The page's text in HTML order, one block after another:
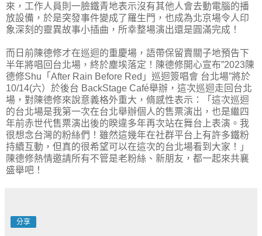
來，工作人員則一臉鐵青地表示沒有其他人會去動電腦的播
放設備，於是突發事件變成了羅生門，也成為北京場令人印
象深刻的靈異故事小插曲，所幸整場演出還是圓滿完成！
而日前陳德修才在巡迴的重慶場，語帶保留賣關子地預告下
半年將唱回台北場，終於塵埃落定！陳德修開心宣布”2023陳
德修Shu「After Rain Before Red」巡迴簽唱會 台北場”將於
10/14(六）於後台 BackStage Café舉辦，這次巡迴走回台北
場，對陳德修來說意義格外重大，脩感性表示：「這次巡迴
的台北場是我第一次在台北舉辦個人的售票演出，也是繼四
年前赤世代售票演出後的睽違多年再次站在舞台上表演。我
很想念台灣的粉絲們！雖然這幾年在社群平台上有許多鐵粉
持續互動，但真的很希望可以在這次的台北場看到大家！」
陳德修熱情邀請所有不管是老粉絲、新朋友，都一起來共襄
盛舉吧！
分享